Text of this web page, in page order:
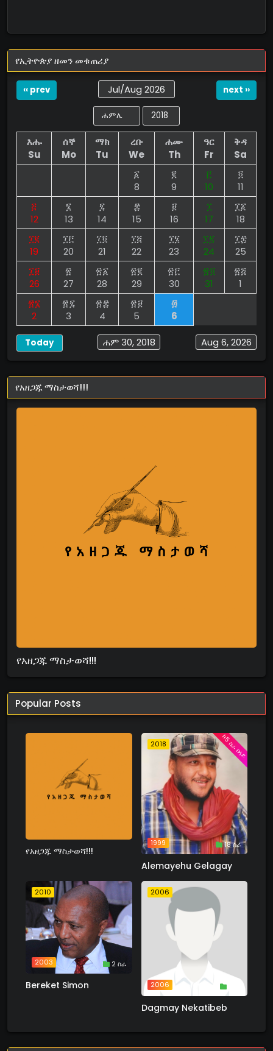
የኢትዮጵያ ዘመን መቁጠሪያ
‹‹ prev Jul/Aug 2026 next ››
እሑ
Su
ሰኞ
Mo
ማክ
Tu
ረቡ
We
ሐሙ
Th
ዓር
Fr
ቅዳ
Sa
፩
8
፪
9
፫
10
፬
11
፭
12
፮
13
፯
14
፰
15
፱
16
፲
17
፲፩
18
፲፪
19
፲፫
20
፲፬
21
፲፭
22
፲፮
23
፲፯
24
፲፰
25
፲፱
26
፳
27
፳፩
28
፳፪
29
፳፫
30
፳፬
31
፳፭
1
፳፮
2
፳፯
3
፳፰
4
፳፱
5
፴
6
Aug 6, 2026
ሐም 30, 2018
Today
የአዘጋጁ ማስታወሻ!!!
የአዘጋጁ ማስታወሻ!!!
Popular Posts
የአዘጋጁ ማስታወሻ!!!
2018
1999 18 ስራ
ከ5 ስራ በላይ
Alemayehu Gelagay
2010
2003 2 ስራ
Bereket Simon
2006
2006
Dagmay Nekatibeb